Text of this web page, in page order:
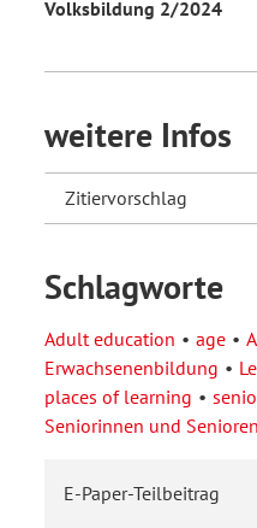
Volksbildung 2/2024
weitere Infos
Zitiervorschlag
Schlagworte
Adult education age
Erwachsenenbildung
places of learning
Seniorinnen und Senioren
E-Paper-Teilbeitrag